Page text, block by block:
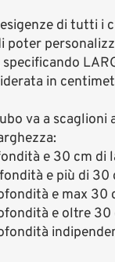
di tutti i
poter
in
va a scaglioni
e 30 cm di
e più di 30
e max 30
e oltre 30